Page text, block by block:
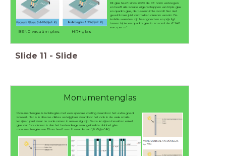
BENG vacuüm glas HR+ glas
Dit glas heeft sinds 2020 de CE norm verkregen
en heeft alle isolatie eigenschappen van triple glas
en quadro glas, de tussenruimte wordt hier niet
gevuld maar juist onttrokken daarom vacuüm. De
isolatie waardes zijn heel goed en en prijs ligt
tussen triple en quadro glas in zo rond de € 140
euro per m².
Slide 11 - Slide
Monumentenglas
Monumentenglas is isolatieglas met een speciale coating waardoor het extra goed
isoleert. Het is in diverse diktes verkrijgbaar waardoor het ook in de vaak smalle
kozijnen past waar nu oude ramen in aanwezig zijn. Deze kozijnen bevatten enkel
glas dat fors dunner is dan het hedendaags vaak gebruikte dubbel glas.
monumentenglas van 10mm heeft een U waarde van 1,6 W/(m²·K)